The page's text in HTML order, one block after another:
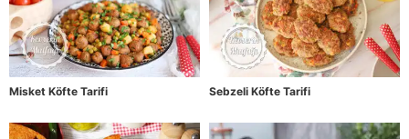
Misket Köfte Tarifi Sebzeli Köfte Tarifi